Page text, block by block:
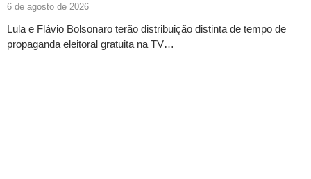
6 de agosto de 2026
Lula e Flávio Bolsonaro terão distribuição distinta de tempo de
propaganda eleitoral gratuita na TV…